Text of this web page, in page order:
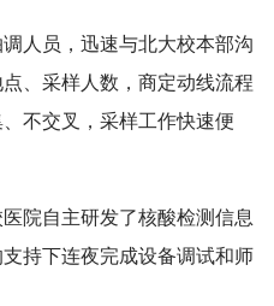
人员，迅速与北大校本部沟
、采样人数，商定动线流程
不交叉，采样工作快速便
院自主研发了核酸检测信息
持下连夜完成设备调试和师